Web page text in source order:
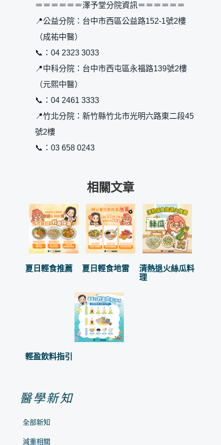
醫學新知
全部新知
減重相關
＝＝＝＝＝＝澤予堂分院資訊＝＝＝＝＝＝
📍公益分院：台中市西區公益路152-1號2樓
（成祐中醫）
📞：04 2323 3033
📍中科分院：台中市西屯區永福路139號2樓
（元熙中醫）
📞：04 2461 3333
📍竹北分院：新竹縣竹北市光明六路東二段45
號2樓
📞：03 658 0243
相關文章
夏日輕食推薦 夏日輕食地雷
清熱退火絲瓜料
理
輕盈飲料指引